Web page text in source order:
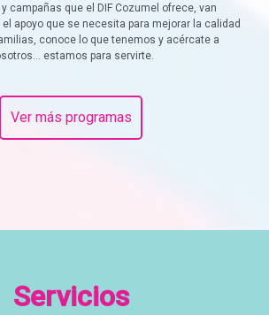
campañas que el DIF Cozumel ofrece, van
apoyo que se necesita para mejorar la calidad
conoce lo que tenemos y acércate a
estamos para servirte.
Ver más programas
Servicios